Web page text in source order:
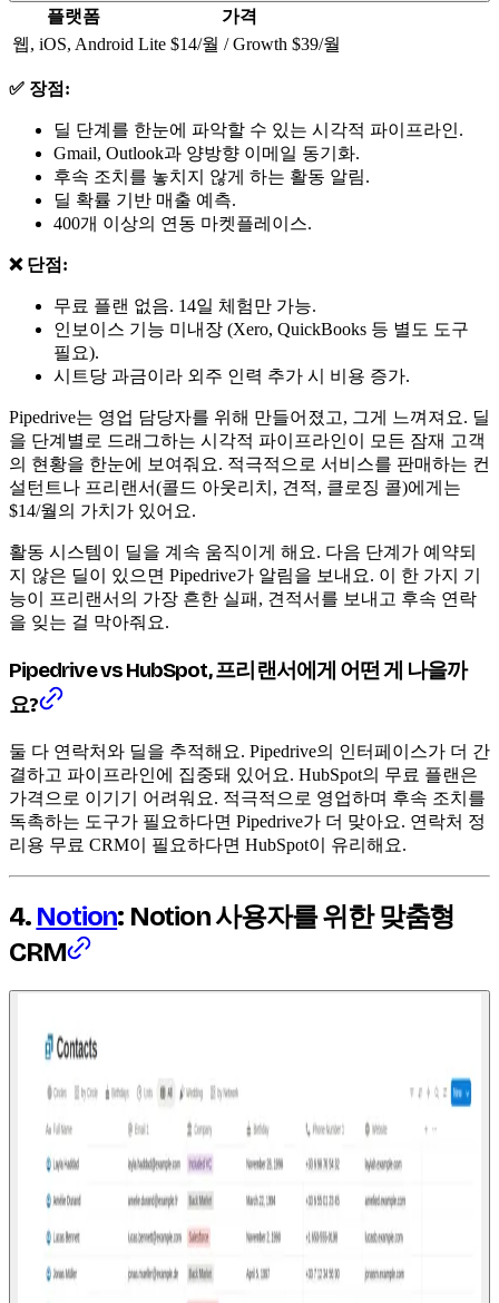
플랫폼
가격
웹, iOS, Android Lite $14/월 / Growth $39/월
✅ 장점:
딜 단계를 한눈에 파악할 수 있는 시각적 파이프라인.
Gmail, Outlook과 양방향 이메일 동기화.
후속 조치를 놓치지 않게 하는 활동 알림.
딜 확률 기반 매출 예측.
400개 이상의 연동 마켓플레이스.
❌ 단점:
무료 플랜 없음. 14일 체험만 가능.
인보이스 기능 미내장 (Xero, QuickBooks 등 별도 도구
필요).
시트당 과금이라 외주 인력 추가 시 비용 증가.
Pipedrive는 영업 담당자를 위해 만들어졌고, 그게 느껴져요. 딜
을 단계별로 드래그하는 시각적 파이프라인이 모든 잠재 고객
의 현황을 한눈에 보여줘요. 적극적으로 서비스를 판매하는 컨
설턴트나 프리랜서(콜드 아웃리치, 견적, 클로징 콜)에게는
$14/월의 가치가 있어요.
활동 시스템이 딜을 계속 움직이게 해요. 다음 단계가 예약되
지 않은 딜이 있으면 Pipedrive가 알림을 보내요. 이 한 가지 기
능이 프리랜서의 가장 흔한 실패, 견적서를 보내고 후속 연락
을 잊는 걸 막아줘요.
Pipedrive vs HubSpot, 프리랜서에게 어떤 게 나을까
요?
둘 다 연락처와 딜을 추적해요. Pipedrive의 인터페이스가 더 간
결하고 파이프라인에 집중돼 있어요. HubSpot의 무료 플랜은
가격으로 이기기 어려워요. 적극적으로 영업하며 후속 조치를
독촉하는 도구가 필요하다면 Pipedrive가 더 맞아요. 연락처 정
리용 무료 CRM이 필요하다면 HubSpot이 유리해요.
4. Notion: Notion 사용자를 위한 맞춤형
CRM